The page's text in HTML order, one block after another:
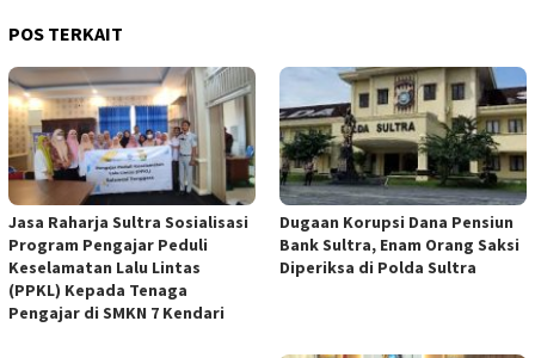
POS TERKAIT
Jasa Raharja Sultra Sosialisasi
Program Pengajar Peduli
Keselamatan Lalu Lintas
(PPKL) Kepada Tenaga
Pengajar di SMKN 7 Kendari
Dugaan Korupsi Dana Pensiun
Bank Sultra, Enam Orang Saksi
Diperiksa di Polda Sultra